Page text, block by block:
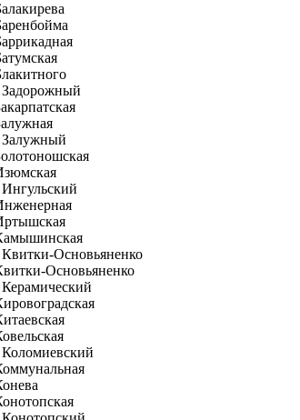
Задорожный
Залужный
Основьяненко
Основьяненко